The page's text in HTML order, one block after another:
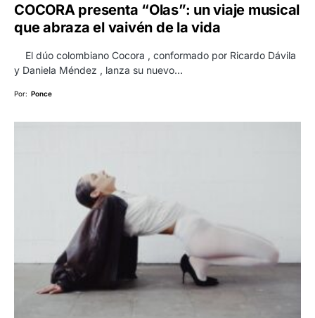
COCORA presenta “Olas”: un viaje musical
que abraza el vaivén de la vida
El dúo colombiano Cocora , conformado por Ricardo Dávila
y Daniela Méndez , lanza su nuevo…
Por: Ponce